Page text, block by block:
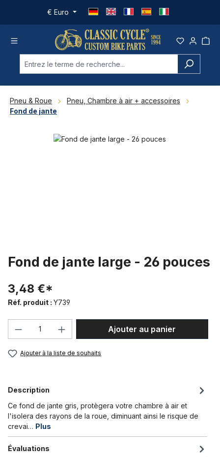
Passer au contenu principal
€ Euro
Pneu & Roue
Pneu, Chambre à air + accessoires
Fond de jante
Ignorer la galerie d'images
Fond de jante large - 26 pouces
3,48 €*
Réf. produit : Y739
Quantité de produit : Entrez la
Ajouter au panier
Ajouter à la liste de souhaits
Description
Ce fond de jante gris, protègera votre chambre à air et
l'isolera des rayons de la roue, diminuant ainsi le risque de
crevai… Plus
Évaluations